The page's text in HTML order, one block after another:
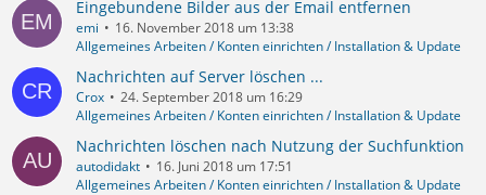
Eingebundene Bilder aus der Email entfernen
emi
16. November 2018 um 13:38
Allgemeines Arbeiten / Konten einrichten / Installation & Update
Nachrichten auf Server löschen ...
Crox
24. September 2018 um 16:29
Allgemeines Arbeiten / Konten einrichten / Installation & Update
Nachrichten löschen nach Nutzung der Suchfunktion
autodidakt
16. Juni 2018 um 17:51
Allgemeines Arbeiten / Konten einrichten / Installation & Update